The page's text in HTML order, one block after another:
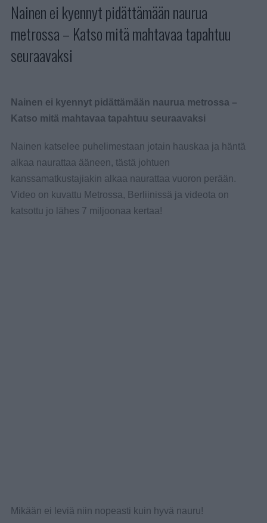
Nainen ei kyennyt pidättämään naurua
metrossa – Katso mitä mahtavaa tapahtuu
seuraavaksi
Nainen ei kyennyt pidättämään naurua metrossa –
Katso mitä mahtavaa tapahtuu seuraavaksi
Nainen katselee puhelimestaan jotain hauskaa ja häntä
alkaa naurattaa ääneen, tästä johtuen
kanssamatkustajiakin alkaa naurattaa vuoron perään.
Video on kuvattu Metrossa, Berliinissä ja videota on
katsottu jo lähes 7 miljoonaa kertaa!
Mikään ei leviä niin nopeasti kuin hyvä nauru!